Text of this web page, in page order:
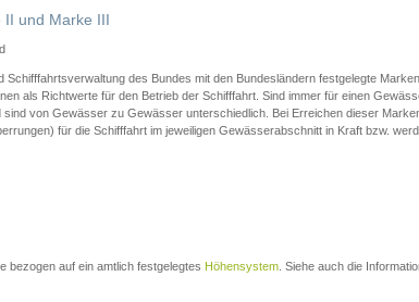
II und Marke III
des Bundes mit den Bundesländern festgelegte
als Richtwerte für den Betrieb der Schifffahrt. Sind immer für einen
sind von Gewässer zu Gewässer unterschiedlich. Bei Erreichen dieser
für die Schifffahrt im jeweiligen Gewässerabschnitt in Kraft bzw.
bezogen auf ein amtlich festgelegtes Höhensystem . Siehe auch die